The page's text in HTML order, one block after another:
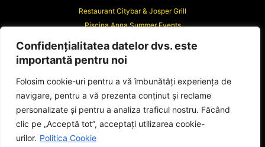
Confidențialitatea datelor dvs. este
importantă pentru noi
Folosim cookie-uri pentru a vă îmbunătăți experiența de
navigare, pentru a vă prezenta conținut și reclame
personalizate și pentru a analiza traficul nostru. Făcând
clic pe „Acceptă tot”, acceptați utilizarea cookie-
urilor. Politica Cookie
Restaurant Citybar & Josper Grill
Piscina Anna Summer Events
Riviera Events
Hotel Anna
Hotel Anna Junior